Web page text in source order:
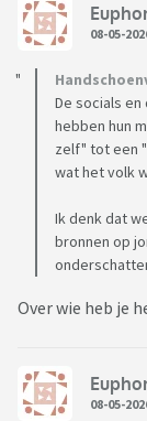
08-05-
De socials
hebben hun
zelf" tot een
wat het volk
Ik denk dat
bronnen op
Over wie heb je
08-05-